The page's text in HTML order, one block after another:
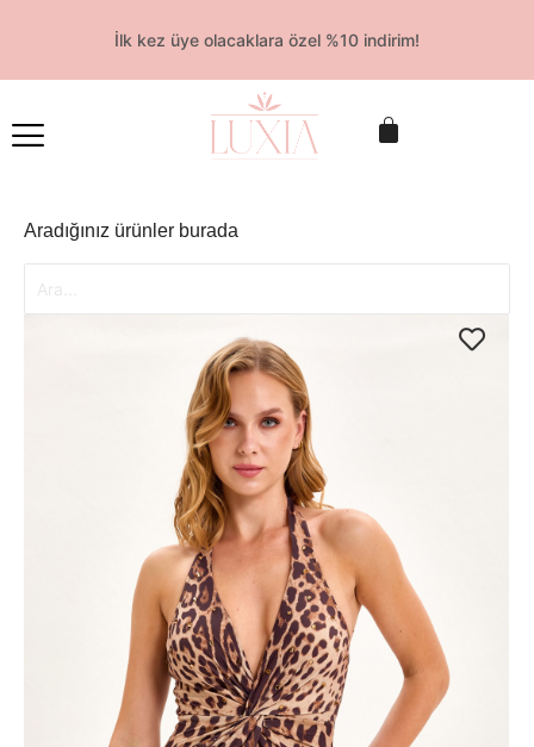
İlk kez üye olacaklara özel %10 indirim!
Aradığınız ürünler burada